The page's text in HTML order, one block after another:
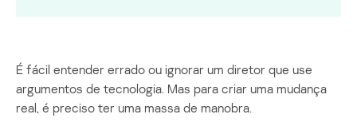
É fácil entender errado ou ignorar um diretor que use
argumentos de tecnologia. Mas para criar uma mudança
real, é preciso ter uma massa de manobra.